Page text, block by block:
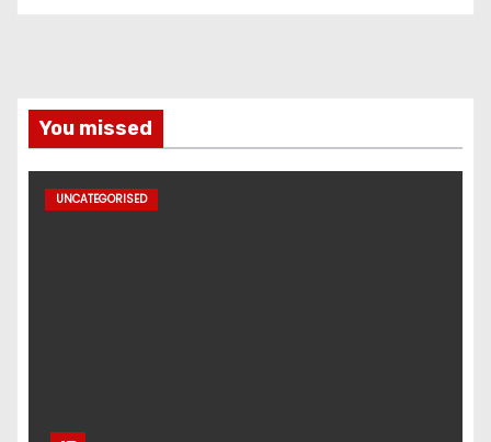
You missed
UNCATEGORISED